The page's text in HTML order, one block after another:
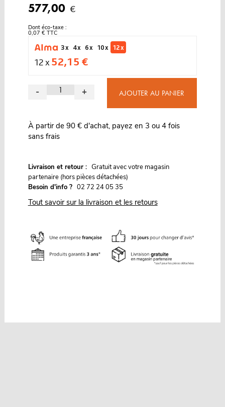
577,00 €
Dont éco-taxe :
0,07 € TTC
3 x
4 x 6 x 10 x 12 x
12 x52,15 €
- + AJOUTER AU PANIER
À partir de 90 € d'achat, payez en 3 ou 4 fois
sans frais
Livraison et retour : Gratuit avec votre magasin
partenaire (hors pièces détachées)
Besoin d'info ? 02 72 24 05 35
Tout savoir sur la livraison et les retours